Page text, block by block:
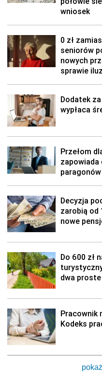
wniosek
0 zł
seniorów
nowych
sprawie
Dodatek
wypłaca
Przełom
zapowiada
Decyzja
zarobią od
nowe
Do 600 zł
dwa
Pracownik
Kodeks